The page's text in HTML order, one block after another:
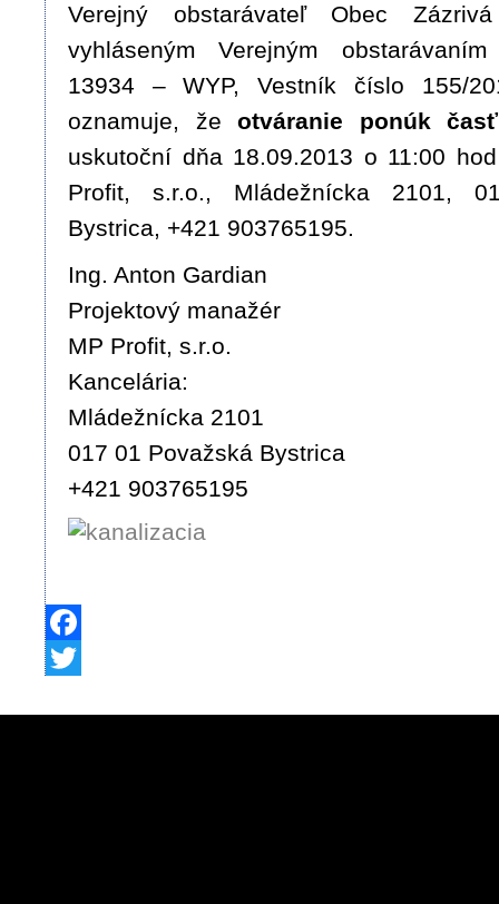
Verejný obstarávateľ Obec
vyhláseným Verejným
13934 – WYP, Vestník číslo 155/
oznamuje, že otváranie ponúk časť
uskutoční dňa 18.09.2013 o 11:00
Profit, s.r.o., Mládežnícka 2101,
Bystrica, +421 903765195.
Ing. Anton Gardian
Projektový manažér
MP Profit, s.r.o.
Kancelária:
Mládežnícka 2101
017 01 Považská Bystrica
+421 903765195
Facebook